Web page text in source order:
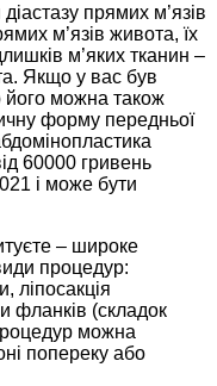
прямих м’язів
м’язів живота, їх
м’яких тканин –
Якщо у вас був
його можна також
форму передньої
60000 гривень
і може бути
– широке
процедур:
ліпосакція
фланків (складок
можна
попереку або